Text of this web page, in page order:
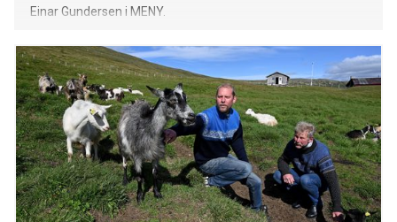
Einar Gundersen i MENY.